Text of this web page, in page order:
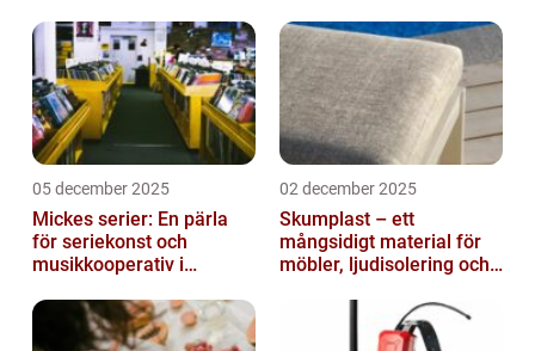
05 december 2025
Mickes serier: En pärla
för seriekonst och
musikkooperativ i
02 december 2025
Skumplast – ett
mångsidigt material för
möbler, ljudisolering och